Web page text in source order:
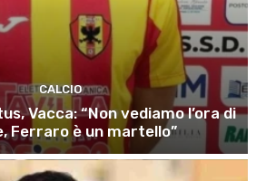
CALCIO
Vacca: “Non vediamo l’ora di
Ferraro è un martello”